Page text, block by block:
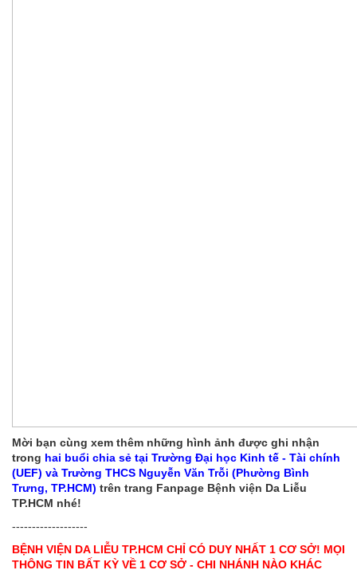
Mời bạn cùng xem thêm những hình ảnh được ghi nhận
trong hai buổi chia sẻ tại Trường Đại học Kinh tế - Tài chính
(UEF) và Trường THCS Nguyễn Văn Trỗi (Phường Bình
Trưng, TP.HCM) trên trang Fanpage Bệnh viện Da Liễu
TP.HCM nhé!
-------------------
BỆNH VIỆN DA LIỄU TP.HCM CHỈ CÓ DUY NHẤT 1 CƠ SỞ! MỌI
THÔNG TIN BẤT KỲ VỀ 1 CƠ SỞ - CHI NHÁNH NÀO KHÁC